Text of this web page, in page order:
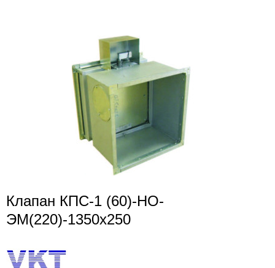
Клапан КПС-1 (60)-НО-
ЭМ(220)-1350х250